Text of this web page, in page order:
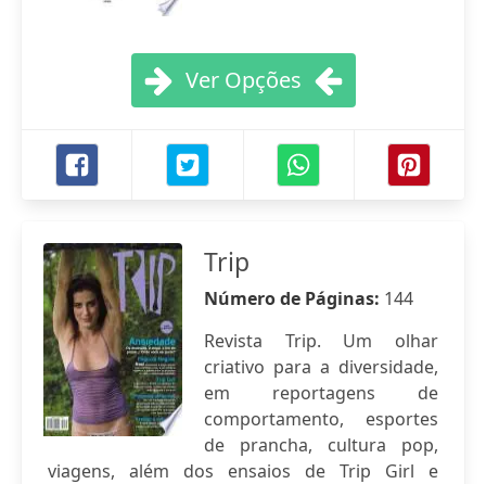
Ver Opções
Trip
Número de Páginas: 144
Revista Trip. Um olhar
criativo para a diversidade,
em reportagens de
comportamento, esportes
de prancha, cultura pop,
viagens, além dos ensaios de Trip Girl e